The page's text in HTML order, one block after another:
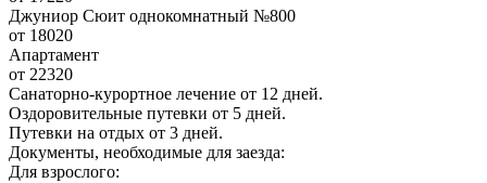
Джуниор Сюит однокомнатный №800
от 18020
Апартамент
от 22320
Санаторно-курортное лечение от 12 дней.
Оздоровительные путевки от 5 дней.
Путевки на отдых от 3 дней.
Документы, необходимые для заезда:
Для взрослого: